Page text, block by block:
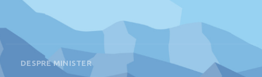
DESPRE MINISTER